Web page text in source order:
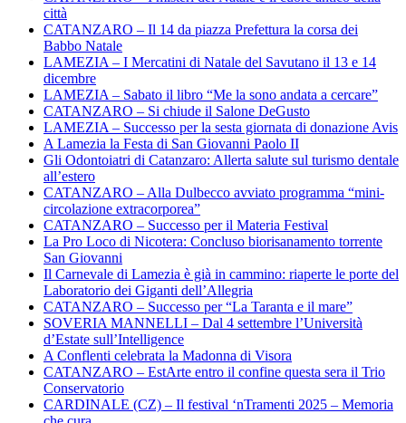
città
CATANZARO – Il 14 da piazza Prefettura la corsa dei
Babbo Natale
LAMEZIA – I Mercatini di Natale del Savutano il 13 e 14
dicembre
LAMEZIA – Sabato il libro “Me la sono andata a cercare”
CATANZARO – Si chiude il Salone DeGusto
LAMEZIA – Successo per la sesta giornata di donazione Avis
A Lamezia la Festa di San Giovanni Paolo II
Gli Odontoiatri di Catanzaro: Allerta salute sul turismo dentale
all’estero
CATANZARO – Alla Dulbecco avviato programma “mini-
circolazione extracorporea”
CATANZARO – Successo per il Materia Festival
La Pro Loco di Nicotera: Concluso biorisanamento torrente
San Giovanni
Il Carnevale di Lamezia è già in cammino: riaperte le porte del
Laboratorio dei Giganti dell’Allegria
CATANZARO – Successo per “La Taranta e il mare”
SOVERIA MANNELLI – Dal 4 settembre l’Università
d’Estate sull’Intelligence
A Conflenti celebrata la Madonna di Visora
CATANZARO – EstArte entro il confine questa sera il Trio
Conservatorio
CARDINALE (CZ) – Il festival ‘nTramenti 2025 – Memoria